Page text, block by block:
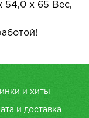
54,0 х 65 Вес,
и хиты
и доставка